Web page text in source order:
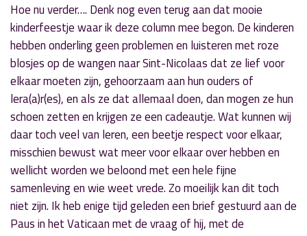
Hoe nu verder…. Denk nog even terug aan dat mooie
kinderfeestje waar ik deze column mee begon. De kinderen
hebben onderling geen problemen en luisteren met roze
blosjes op de wangen naar Sint-Nicolaas dat ze lief voor
elkaar moeten zijn, gehoorzaam aan hun ouders of
lera(a)r(es), en als ze dat allemaal doen, dan mogen ze hun
schoen zetten en krijgen ze een cadeautje. Wat kunnen wij
daar toch veel van leren, een beetje respect voor elkaar,
misschien bewust wat meer voor elkaar over hebben en
wellicht worden we beloond met een hele fijne
samenleving en wie weet vrede. Zo moeilijk kan dit toch
niet zijn. Ik heb enige tijd geleden een brief gestuurd aan de
Paus in het Vaticaan met de vraag of hij, met de